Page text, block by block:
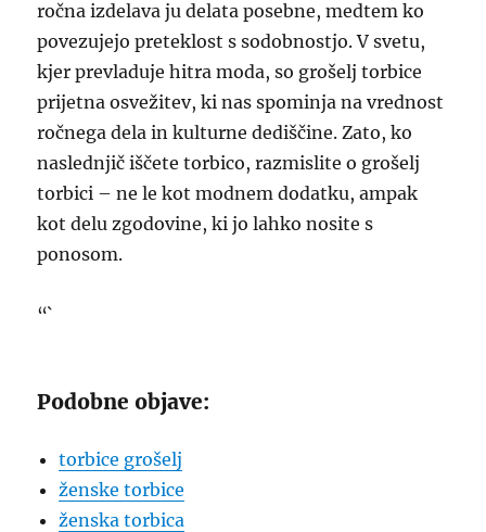
ročna izdelava ju delata posebne, medtem ko
povezujejo preteklost s sodobnostjo. V svetu,
kjer prevladuje hitra moda, so grošelj torbice
prijetna osvežitev, ki nas spominja na vrednost
ročnega dela in kulturne dediščine. Zato, ko
naslednjič iščete torbico, razmislite o grošelj
torbici – ne le kot modnem dodatku, ampak
kot delu zgodovine, ki jo lahko nosite s
ponosom.
“`
Podobne objave:
torbice grošelj
ženske torbice
ženska torbica